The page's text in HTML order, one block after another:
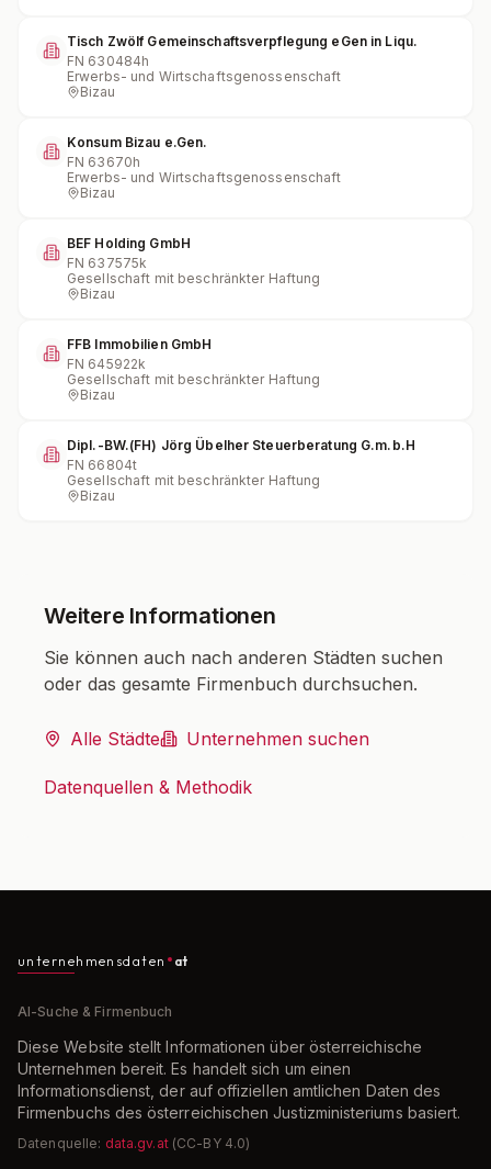
Tisch Zwölf Gemeinschaftsverpflegung eGen in Liqu.
FN 630484h
Erwerbs- und Wirtschaftsgenossenschaft
Bizau
Konsum Bizau e.Gen.
FN 63670h
Erwerbs- und Wirtschaftsgenossenschaft
Bizau
BEF Holding GmbH
FN 637575k
Gesellschaft mit beschränkter Haftung
Bizau
FFB Immobilien GmbH
FN 645922k
Gesellschaft mit beschränkter Haftung
Bizau
Dipl.-BW.(FH) Jörg Übelher Steuerberatung G.m.b.H
FN 66804t
Gesellschaft mit beschränkter Haftung
Bizau
Weitere Informationen
Sie können auch nach anderen Städten suchen
oder das gesamte Firmenbuch durchsuchen.
Alle Städte Unternehmen suchen
Datenquellen & Methodik
unternehmensdaten at
AI-Suche & Firmenbuch
Diese Website stellt Informationen über österreichische
Unternehmen bereit. Es handelt sich um einen
Informationsdienst, der auf offiziellen amtlichen Daten des
Firmenbuchs des österreichischen Justizministeriums basiert.
Datenquelle: data.gv.at (CC-BY 4.0)